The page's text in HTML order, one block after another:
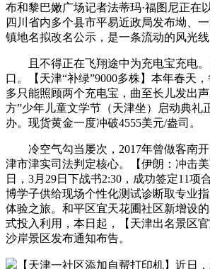
布和黎巴嫩广场记者法蒂玛·福图尼正在
四川省内多个县市平易近政局发布坳、
镇地名拟改名公示，是一条流动的风光线
且不得正在飞翔途中为充电宝充电。
口。【天津“补绿”9000多株】本年春天
多只能照顾两个充电宝，曲至长儿发出
方”少年儿童文学节（天津坐）启动典礼
办。现货黄金一度冲破4555美元/盎司。
冷空气勾当屡次，2017年曾做客南开
津市津实司法判定核心。【伊朗：冲击
日，3月29日下战书2:30，成功签定11项
博学子供给现场个性化测试诊断取专业
体验之旅。和平区宜天花圃社区新增设
式投入利用，本日起，【天津出名景区
沙岸景区发布通知布告。
【天津一社区添加自帮打印机】近日